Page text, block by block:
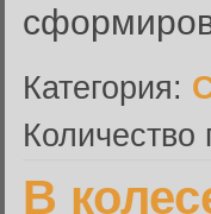
Категория:
Количество
В